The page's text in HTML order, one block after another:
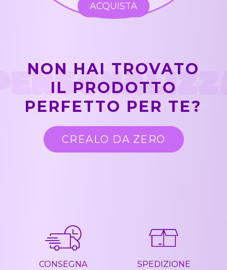
ACQUISTA
NON HAI TROVATO
IL PRODOTTO
PERFETTO PER TE?
CREALO DA ZERO
CONSEGNA
SPEDIZIONE